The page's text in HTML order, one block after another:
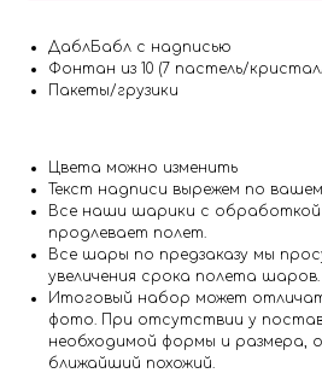
ДаблБабл с надписью
Фонтан из 10 (7 пастель/
Пакеты/грузики
Цвета можно изменить
Текст надписи вырежем по
Все наши шарики с обработкой
продлевает полет.
Все шары по предзаказу мы
увеличения срока полета шаров.
Итоговый набор может
фото. При отсутствии у
необходимой формы и размера,
ближайший похожий.